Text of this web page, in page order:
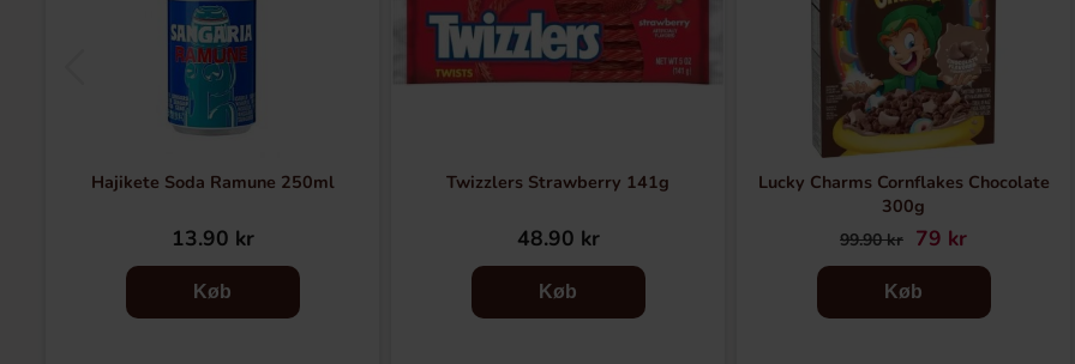
Hajikete Soda Ramune 250ml
13.90 kr
Køb
Twizzlers Strawberry 141g
48.90 kr
Køb
Lucky Charms Cornflakes Chocolate
300g
99.90 kr 79 kr
Køb